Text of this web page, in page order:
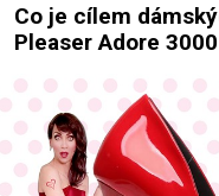
Co je cílem
Pleaser Adore 3000